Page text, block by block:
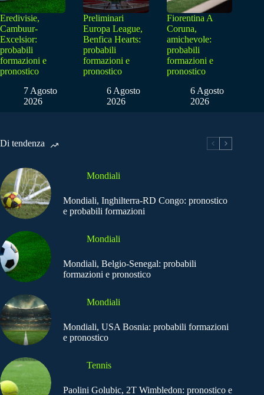
Eredivisie,
Cambuur-
Excelsior:
probabili
formazioni e
pronostico
7 Agosto
2026
Preliminari
Europa League,
Benfica Hearts:
probabili
formazioni e
pronostico
6 Agosto
2026
Fiorentina A
Coruna,
amichevole:
probabili
formazioni e
pronostico
6 Agosto
2026
Di tendenza
Mondiali
Mondiali, Inghilterra-RD Congo: pronostico
e probabili formazioni
Mondiali
Mondiali, Belgio-Senegal: probabili
formazioni e pronostico
Mondiali
Mondiali, USA Bosnia: probabili formazioni
e pronostico
Tennis
Paolini Golubic, 2T Wimbledon: pronostico e